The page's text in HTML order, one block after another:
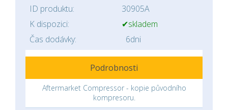
ID produktu:
30905A
K dispozici:
✔skladem
Čas dodávky:
6dni
Podrobnosti
Aftermarket Compressor - kopie původního
kompresoru.